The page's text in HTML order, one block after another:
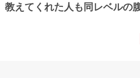
教えてくれた人も同レベルの